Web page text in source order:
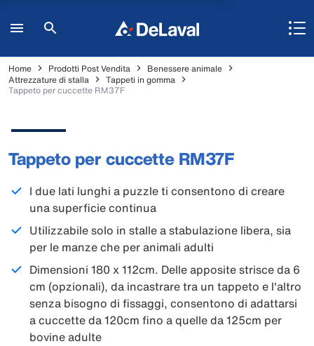
Home Prodotti Post Vendita
Benessere animale
Attrezzature di stalla
Tappeti in gomma
Tappeto per cuccette RM37F
Tappeto per cuccette RM37F
I due lati lunghi a puzzle ti consentono di creare
una superficie continua
Utilizzabile solo in stalle a stabulazione libera, sia
per le manze che per animali adulti
Dimensioni 180 x 112cm. Delle apposite strisce da 6
cm (opzionali), da incastrare tra un tappeto e l'altro
senza bisogno di fissaggi, consentono di adattarsi
a cuccette da 120cm fino a quelle da 125cm per
bovine adulte